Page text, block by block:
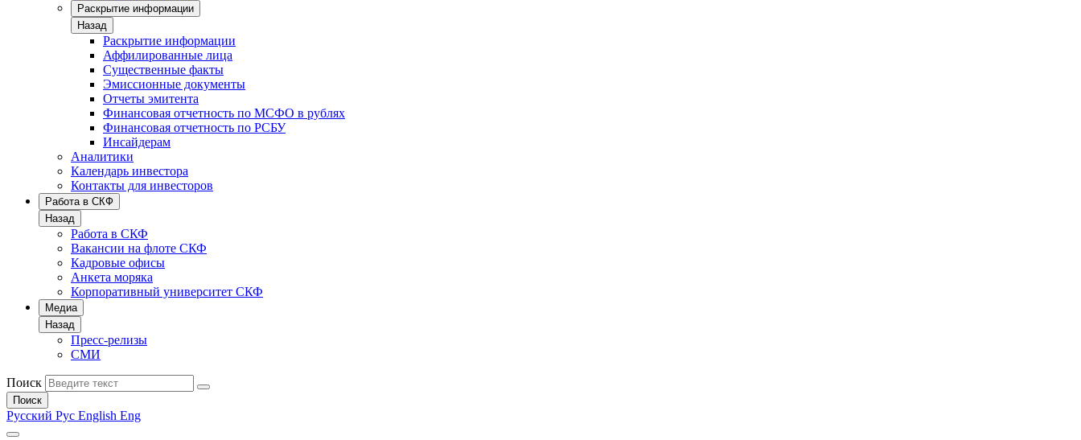
Раскрытие информации
Назад
Раскрытие информации
Аффилированные лица
Существенные факты
Эмиссионные документы
Отчеты эмитента
Финансовая отчетность по МСФО в рублях
Финансовая отчетность по РСБУ
Инсайдерам
Аналитики
Календарь инвестора
Контакты для инвесторов
Работа в СКФ
Назад
Работа в СКФ
Вакансии на флоте СКФ
Кадровые офисы
Анкета моряка
Корпоративный университет СКФ
Медиа
Назад
Пресс-релизы
СМИ
Поиск
Поиск
Русский Рус English Eng